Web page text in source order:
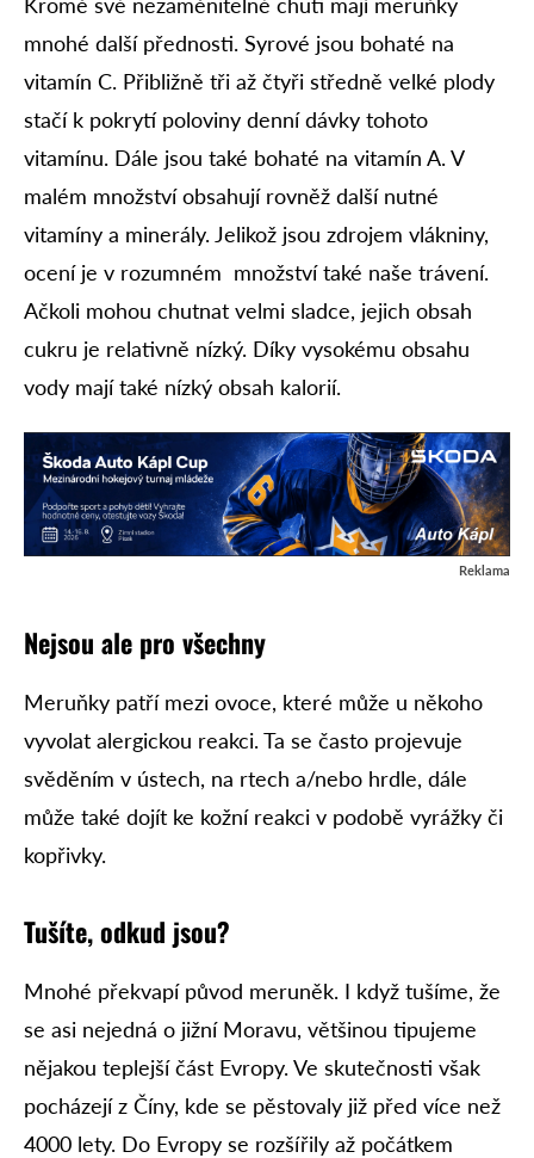
mnohé další přednosti. Syrové jsou bohaté na
vitamín C. Přibližně tři až čtyři středně velké plody
stačí k pokrytí poloviny denní dávky tohoto
vitamínu. Dále jsou také bohaté na vitamín A. V
malém množství obsahují rovněž další nutné
vitamíny a minerály. Jelikož jsou zdrojem vlákniny,
ocení je v rozumném množství také naše trávení.
Ačkoli mohou chutnat velmi sladce, jejich obsah
cukru je relativně nízký. Díky vysokému obsahu
vody mají také nízký obsah kalorií.
Reklama
Nejsou ale pro všechny
Meruňky patří mezi ovoce, které může u někoho
vyvolat alergickou reakci. Ta se často projevuje
svěděním v ústech, na rtech a/nebo hrdle, dále
může také dojít ke kožní reakci v podobě vyrážky či
kopřivky.
Tušíte, odkud jsou?
Mnohé překvapí původ meruněk. I když tušíme, že
se asi nejedná o jižní Moravu, většinou tipujeme
nějakou teplejší část Evropy. Ve skutečnosti však
pocházejí z Číny, kde se pěstovaly již před více než
4000 lety. Do Evropy se rozšířily až počátkem